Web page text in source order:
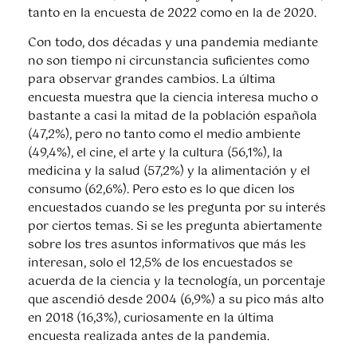
tanto en la encuesta de 2022 como en la de 2020.
Con todo, dos décadas y una pandemia mediante
no son tiempo ni circunstancia suficientes como
para observar grandes cambios. La última
encuesta muestra que la ciencia interesa mucho o
bastante a casi la mitad de la población española
(47,2%), pero no tanto como el medio ambiente
(49,4%), el cine, el arte y la cultura (56,1%), la
medicina y la salud (57,2%) y la alimentación y el
consumo (62,6%). Pero esto es lo que dicen los
encuestados cuando se les pregunta por su interés
por ciertos temas. Si se les pregunta abiertamente
sobre los tres asuntos informativos que más les
interesan, solo el 12,5% de los encuestados se
acuerda de la ciencia y la tecnología, un porcentaje
que ascendió desde 2004 (6,9%) a su pico más alto
en 2018 (16,3%), curiosamente en la última
encuesta realizada antes de la pandemia.